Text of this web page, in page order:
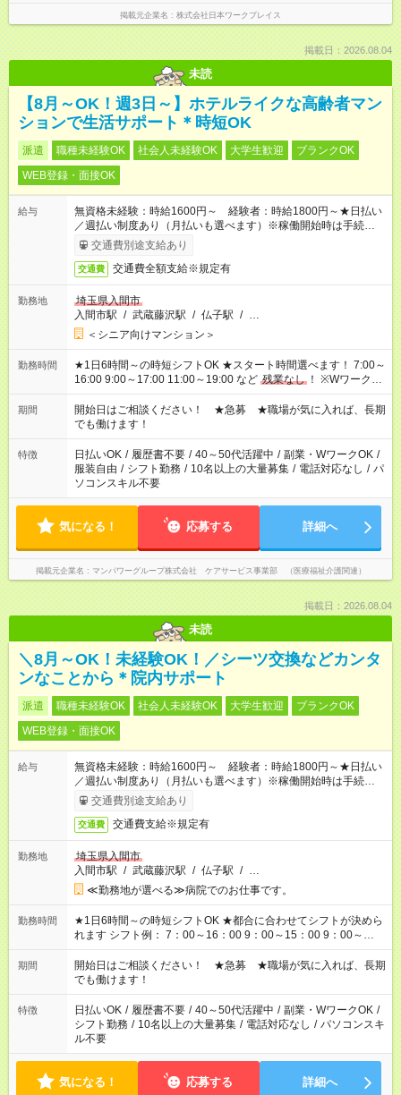
掲載元企業名 株式会社日本ワークプレイス
掲載日：2026.08.04
未読
【8月～OK！週3日～】ホテルライクな高齢者マン
ションで生活サポート＊時短OK
派遣 職種未経験OK 社会人未経験OK 大学生歓迎
ブランクOK
WEB登録・面接OK
給与
無資格未経験：時給1600円～ 経験者：時給1800円～★日払い
／週払い制度あり（月払いも選べます）※稼働開始時は手続き完
了次第のお支払いとなります。
交通費別途支給あり
交通費 交通費全額支給※規定有
勤務地
埼玉県入間市
入間市駅 / 武蔵藤沢駅 / 仏子駅 / …
＜シニア向けマンション＞
勤務時間
★1日6時間～の時短シフトOK ★スタート時間選べます！ 7:00～
16:00 9:00～17:00 11:00～19:00 など 残業なし ！ ※Wワークの
場合、他のお仕事と合わせ週40時間超の就業はご案内できませ
ん ※法令に基づき、週20時間以上勤務は社会保険への加入対象
となります ※労働者派遣法（日雇い派遣の原則禁止）により、
短時間・短期間の就業はご案内が難しい場合があります
期間
開始日はご相談ください！ ★急募 ★職場が気に入れば、長期
でも働けます！
特徴 日払いOK / 履歴書不要 / 40～50代活躍中 / 副業・WワークOK /
服装自由 / シフト勤務 / 10名以上の大量募集 / 電話対応なし / パ
ソコンスキル不要
気になる！ 応募する 詳細へ
掲載元企業名 マンパワーグループ株式会社 ケアサービス事業部 （医療福祉介護関連）
掲載日：2026.08.04
未読
＼8月～OK！未経験OK！／シーツ交換などカンタ
ンなことから＊院内サポート
派遣 職種未経験OK 社会人未経験OK 大学生歓迎
ブランクOK
WEB登録・面接OK
給与
無資格未経験：時給1600円～ 経験者：時給1800円～★日払い
／週払い制度あり（月払いも選べます）※稼働開始時は手続き完
了次第のお支払いとなります。
交通費別途支給あり
交通費 交通費支給※規定有
勤務地
埼玉県入間市
入間市駅 / 武蔵藤沢駅 / 仏子駅 / …
≪勤務地が選べる≫病院でのお仕事です。
勤務時間
★1日6時間～の時短シフトOK ★都合に合わせてシフトが決めら
れます シフト例： 7：00～16：00 9：00～15：00 9：00～
18：00 11：00～20：00 など ※Wワークの場合、他のお仕事と
合わせ週40時間超の就業はご案内できません ※法令に基づき、
週20時間以上勤務は社会保険への加入対象となります ※労働者
派遣法（日雇い派遣の原則禁止）により、短時間・短期間の就
業はご案内が難しい場合があります
期間
開始日はご相談ください！ ★急募 ★職場が気に入れば、長期
でも働けます！
特徴 日払いOK / 履歴書不要 / 40～50代活躍中 / 副業・WワークOK /
シフト勤務 / 10名以上の大量募集 / 電話対応なし / パソコンスキ
ル不要
気になる！ 応募する 詳細へ